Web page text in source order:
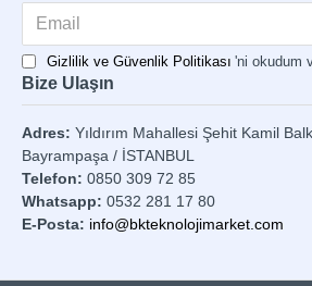
Gizlilik ve Güvenlik Politikası 'ni okudum
Bize Ulaşın
Adres: Yıldırım Mahallesi Şehit Kamil
Bayrampaşa / İSTANBUL
Telefon: 0850 309 72 85
Whatsapp: 0532 281 17 80
E-Posta: info@bkteknolojimarket.com